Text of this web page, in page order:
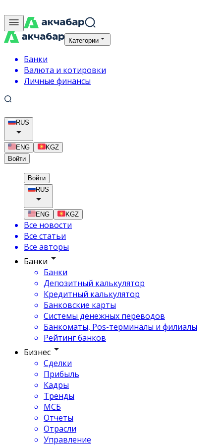
Категории
Банки
Валюта и котировки
Личные финансы
RUS
ENG
KGZ
Войти
Войти
RUS
ENG KGZ
Все новости
Все статьи
Все авторы
Банки
Банки
Депозитный калькулятор
Кредитный калькулятор
Банковские карты
Системы денежных переводов
Банкоматы, Pos-терминалы и филиалы
Рейтинг банков
Бизнес
Сделки
Прибыль
Кадры
Тренды
МСБ
Отчеты
Отрасли
Управление